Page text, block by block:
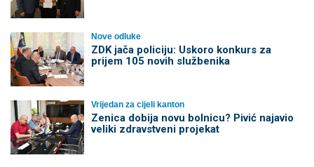
Nove odluke
ZDK jača policiju: Uskoro konkurs za
prijem 105 novih službenika
Vrijedan za cijeli kanton
Zenica dobija novu bolnicu? Pivić najavio
veliki zdravstveni projekat